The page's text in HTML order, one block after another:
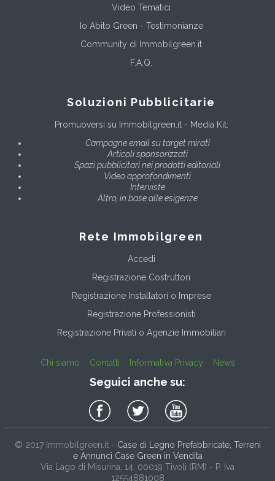
Video Tematici
Io Abito Green - Testimonianze
Community di Immobilgreen.it
F.A.Q.
Soluzioni Pubblicitarie
Promuoversi su Immobilgreen.it - Media Kit:
Campagne email su target mirati
Articoli sponsorizzati
Spazi pubblicitari nei prodotti editoriali
Video approfondimenti
Interviste
Altro, in base alle esigenze
Rete Immobilgreen
Accedi
Registrazione Costruttori
Registrazione Installatori o Imprese
Registrazione Professionisti
Registrazione Privati o Agenzie Immobiliari
Chi siamo Contatti Informativa Privacy News
Seguici anche su:
© 2017 Immobilgreen.it- Case di Legno Prefabbricate, Terreni
e Annunci Case Green in Vendita
Via Lago di Misurina, 14 , 00019 Tivoli (RM) - P. Iva
12554881008